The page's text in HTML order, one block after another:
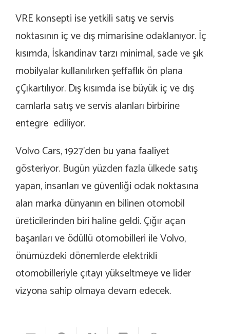
VRE konsepti ise yetkili satış ve servis
noktasının iç ve dış mimarisine odaklanıyor. İç
kısımda, İskandinav tarzı minimal, sade ve şık
mobilyalar kullanılırken şeffaflık ön plana
çÇıkartılıyor. Dış kısımda ise büyük iç ve dış
camlarla satış ve servis alanları birbirine
entegre ediliyor.
Volvo Cars, 1927’den bu yana faaliyet
gösteriyor. Bugün yüzden fazla ülkede satış
yapan, insanları ve güvenliği odak noktasına
alan marka dünyanın en bilinen otomobil
üreticilerinden biri haline geldi. Çığır açan
başarıları ve ödüllü otomobilleri ile Volvo,
önümüzdeki dönemlerde elektrikli
otomobilleriyle çıtayı yükseltmeye ve lider
vizyona sahip olmaya devam edecek.